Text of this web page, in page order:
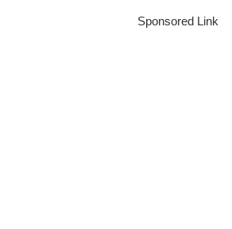
Sponsored Link